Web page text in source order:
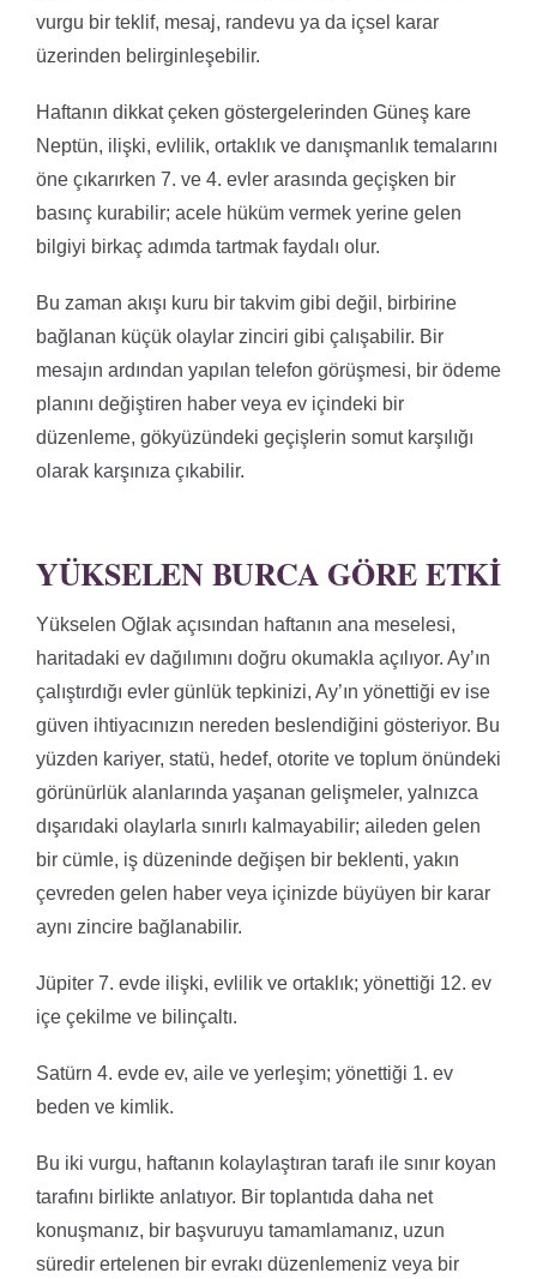
vurgu bir teklif, mesaj, randevu ya da içsel karar
üzerinden belirginleşebilir.
Haftanın dikkat çeken göstergelerinden Güneş kare
Neptün, ilişki, evlilik, ortaklık ve danışmanlık temalarını
öne çıkarırken 7. ve 4. evler arasında geçişken bir
basınç kurabilir; acele hüküm vermek yerine gelen
bilgiyi birkaç adımda tartmak faydalı olur.
Bu zaman akışı kuru bir takvim gibi değil, birbirine
bağlanan küçük olaylar zinciri gibi çalışabilir. Bir
mesajın ardından yapılan telefon görüşmesi, bir ödeme
planını değiştiren haber veya ev içindeki bir
düzenleme, gökyüzündeki geçişlerin somut karşılığı
olarak karşınıza çıkabilir.
YÜKSELEN BURCA GÖRE ETKI
Yükselen Oğlak açısından haftanın ana meselesi,
haritadaki ev dağılımını doğru okumakla açılıyor. Ay’ın
çalıştırdığı evler günlük tepkinizi, Ay’ın yönettiği ev ise
güven ihtiyacınızın nereden beslendiğini gösteriyor. Bu
yüzden kariyer, statü, hedef, otorite ve toplum önündeki
görünürlük alanlarında yaşanan gelişmeler, yalnızca
dışarıdaki olaylarla sınırlı kalmayabilir; aileden gelen
bir cümle, iş düzeninde değişen bir beklenti, yakın
çevreden gelen haber veya içinizde büyüyen bir karar
aynı zincire bağlanabilir.
Jüpiter 7. evde ilişki, evlilik ve ortaklık; yönettiği 12. ev
içe çekilme ve bilinçaltı.
Satürn 4. evde ev, aile ve yerleşim; yönettiği 1. ev
beden ve kimlik.
Bu iki vurgu, haftanın kolaylaştıran tarafı ile sınır koyan
tarafını birlikte anlatıyor. Bir toplantıda daha net
konuşmanız, bir başvuruyu tamamlamanız, uzun
süredir ertelenen bir evrakı düzenlemeniz veya bir